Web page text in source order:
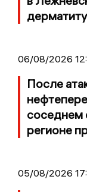
06/08/2026
После
соседнем
регионе
05/08/2026